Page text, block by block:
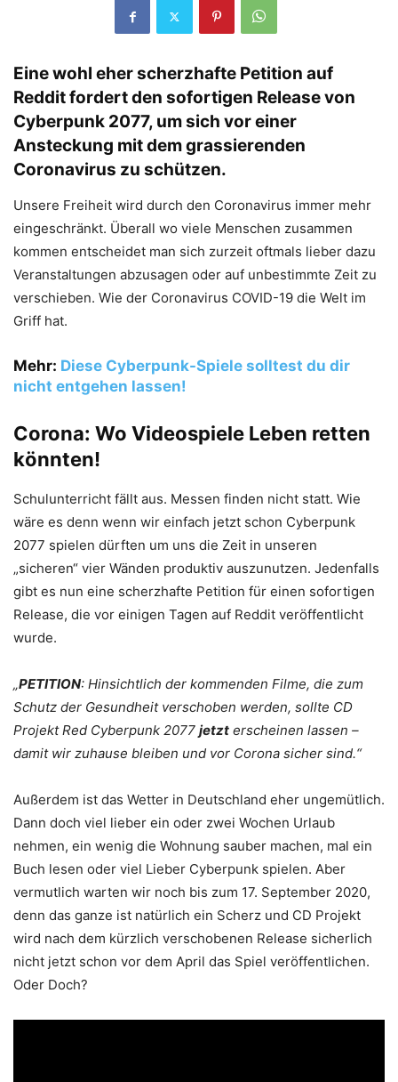
Eine wohl eher scherzhafte Petition auf
Reddit fordert den sofortigen Release von
Cyberpunk 2077, um sich vor einer
Ansteckung mit dem grassierenden
Coronavirus zu schützen.
Unsere Freiheit wird durch den Coronavirus immer mehr
eingeschränkt. Überall wo viele Menschen zusammen
kommen entscheidet man sich zurzeit oftmals lieber dazu
Veranstaltungen abzusagen oder auf unbestimmte Zeit zu
verschieben. Wie der Coronavirus COVID-19 die Welt im
Griff hat.
Mehr: Diese Cyberpunk-Spiele solltest du dir
nicht entgehen lassen!
Corona: Wo Videospiele Leben retten
könnten!
Schulunterricht fällt aus. Messen finden nicht statt. Wie
wäre es denn wenn wir einfach jetzt schon Cyberpunk
2077 spielen dürften um uns die Zeit in unseren
„sicheren“ vier Wänden produktiv auszunutzen. Jedenfalls
gibt es nun eine scherzhafte Petition für einen sofortigen
Release, die vor einigen Tagen auf Reddit veröffentlicht
wurde.
„PETITION: Hinsichtlich der kommenden Filme, die zum
Schutz der Gesundheit verschoben werden, sollte CD
Projekt Red Cyberpunk 2077 jetzt erscheinen lassen –
damit wir zuhause bleiben und vor Corona sicher sind.“
Außerdem ist das Wetter in Deutschland eher ungemütlich.
Dann doch viel lieber ein oder zwei Wochen Urlaub
nehmen, ein wenig die Wohnung sauber machen, mal ein
Buch lesen oder viel Lieber Cyberpunk spielen. Aber
vermutlich warten wir noch bis zum 17. September 2020,
denn das ganze ist natürlich ein Scherz und CD Projekt
wird nach dem kürzlich verschobenen Release sicherlich
nicht jetzt schon vor dem April das Spiel veröffentlichen.
Oder Doch?